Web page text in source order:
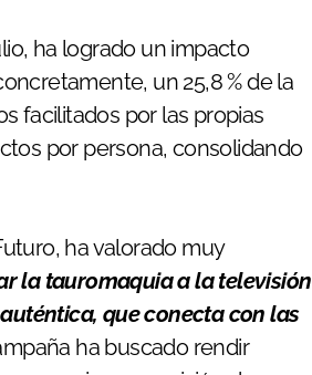
ha logrado un impacto
un 25,8 % de la
facilitados por las propias
por persona, consolidando
ha valorado muy
la tauromaquia a la televisión
que conecta con las
ha buscado rendir